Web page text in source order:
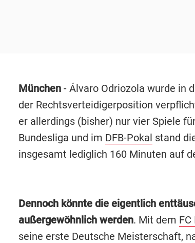
München- Álvaro Odriozola wurde in
der Rechtsverteidigerposition
er allerdings (bisher) nur vier Spiele
Bundesliga und im DFB-Pokal stand
insgesamt lediglich 160 Minuten auf
Dennoch könnte die eigentlich
außergewöhnlich werden. Mit dem FC
seine erste Deutsche Meisterschaft,